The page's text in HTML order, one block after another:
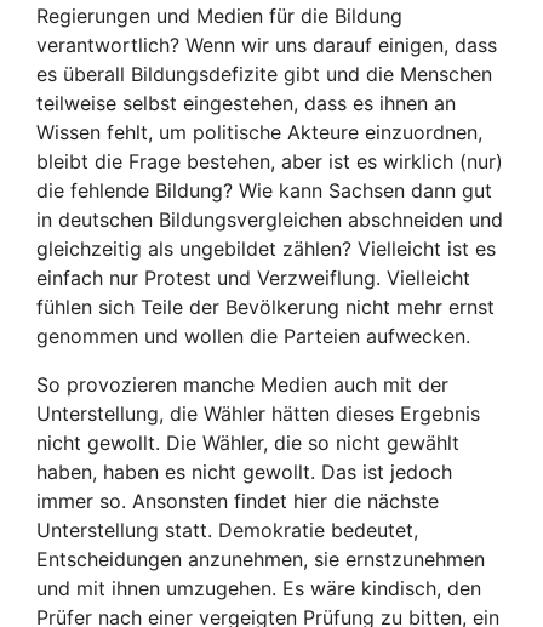
Regierungen und Medien für die Bildung
verantwortlich? Wenn wir uns darauf einigen, dass
es überall Bildungsdefizite gibt und die Menschen
teilweise selbst eingestehen, dass es ihnen an
Wissen fehlt, um politische Akteure einzuordnen,
bleibt die Frage bestehen, aber ist es wirklich (nur)
die fehlende Bildung? Wie kann Sachsen dann gut
in deutschen Bildungsvergleichen abschneiden und
gleichzeitig als ungebildet zählen? Vielleicht ist es
einfach nur Protest und Verzweiflung. Vielleicht
fühlen sich Teile der Bevölkerung nicht mehr ernst
genommen und wollen die Parteien aufwecken.
So provozieren manche Medien auch mit der
Unterstellung, die Wähler hätten dieses Ergebnis
nicht gewollt. Die Wähler, die so nicht gewählt
haben, haben es nicht gewollt. Das ist jedoch
immer so. Ansonsten findet hier die nächste
Unterstellung statt. Demokratie bedeutet,
Entscheidungen anzunehmen, sie ernstzunehmen
und mit ihnen umzugehen. Es wäre kindisch, den
Prüfer nach einer vergeigten Prüfung zu bitten, ein